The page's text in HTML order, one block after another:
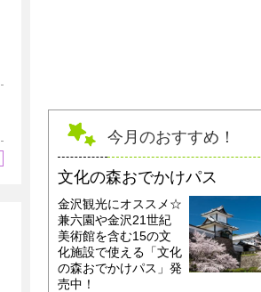
今月のおすすめ！
文化の森おでかけパス
金沢観光にオススメ☆
兼六園や金沢21世紀
美術館を含む15の文
化施設で使える「文化
の森おでかけパス」発
売中！